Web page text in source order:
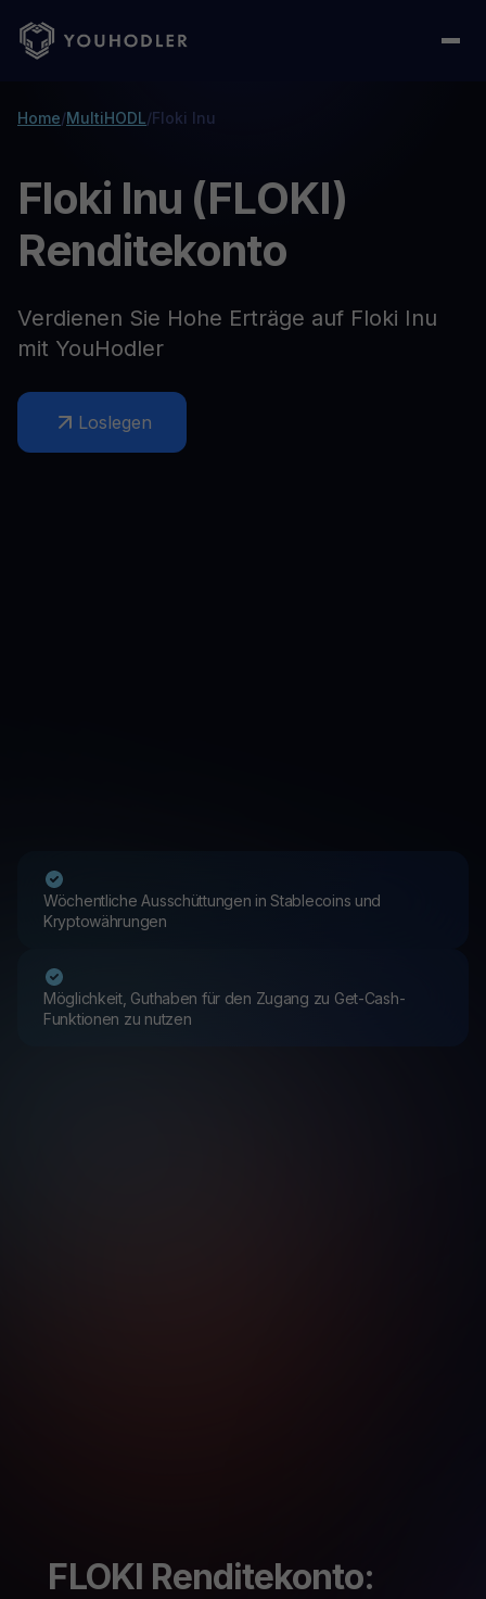
Home/MultiHODL/Floki Inu
Floki Inu (FLOKI)
Renditekonto
Verdienen Sie Hohe Erträge auf Floki Inu
mit YouHodler
Loslegen
Wöchentliche Ausschüttungen in Stablecoins und
Kryptowährungen
Möglichkeit, Guthaben für den Zugang zu Get-Cash-
Funktionen zu nutzen
FLOKI Renditekonto: